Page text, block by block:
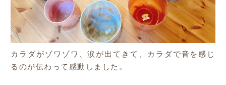
カラダがゾワゾワ、涙が出てきて、カラダで音を感じ
るのが伝わって感動しました。